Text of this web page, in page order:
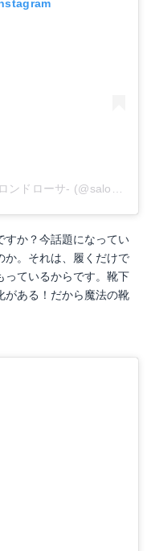
A post shared by salon de rosa-サロンドローサ- (@salon.de.rosa.2014)
すか？今話題になってい
か。それは、履くだけで
っているからです。靴下
がある！だから魔法の靴